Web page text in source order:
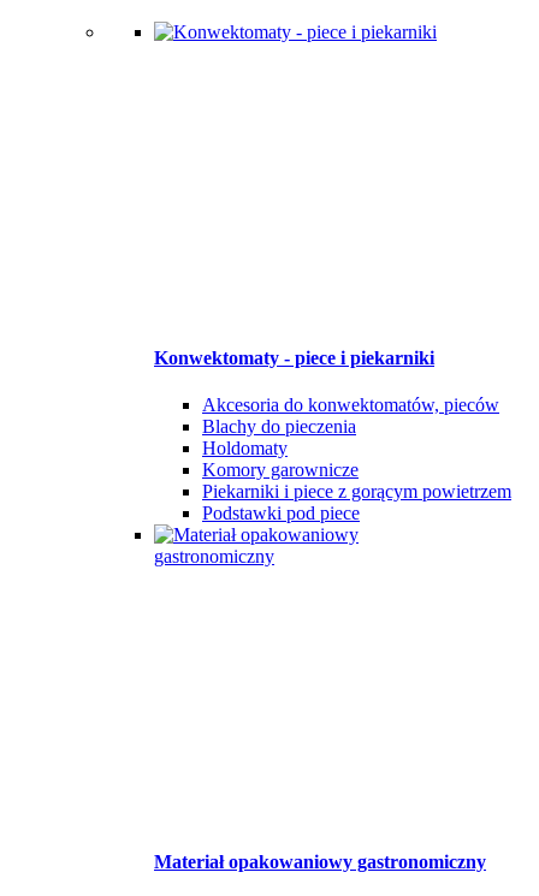
Konwektomaty - piece i piekarniki
Akcesoria do konwektomatów, pieców
Blachy do pieczenia
Holdomaty
Komory garownicze
Piekarniki i piece z gorącym powietrzem
Podstawki pod piece
Materiał opakowaniowy gastronomiczny